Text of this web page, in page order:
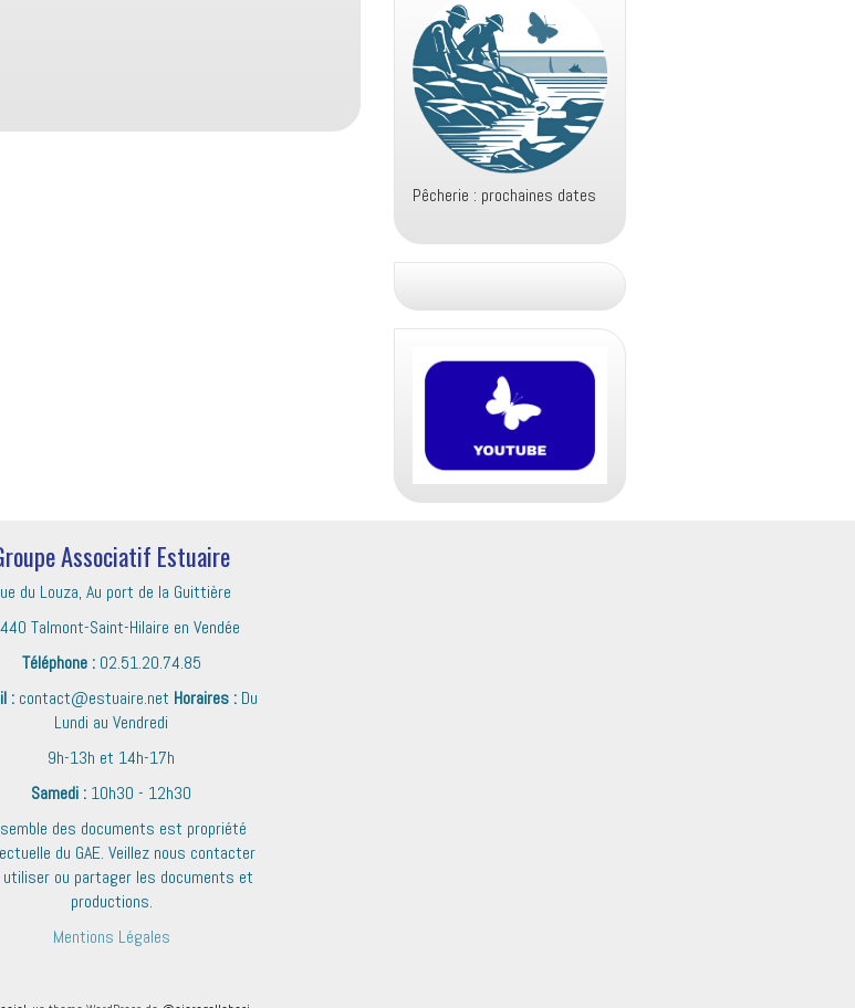
Pêcherie : prochaines dates
Associatif Estuaire
du Louza, Au port de la Guittière
Talmont-Saint-Hilaire en Vendée
Téléphone :02.51.20.74.85
: contact@estuaire.net Horaires :Du
Lundi au Vendredi
9h-13h et 14h-17h
Samedi : 10h30 - 12h30
des documents est propriété
du GAE. Veillez nous contacter
utiliser ou partager les documents et
productions.
Mentions Légales